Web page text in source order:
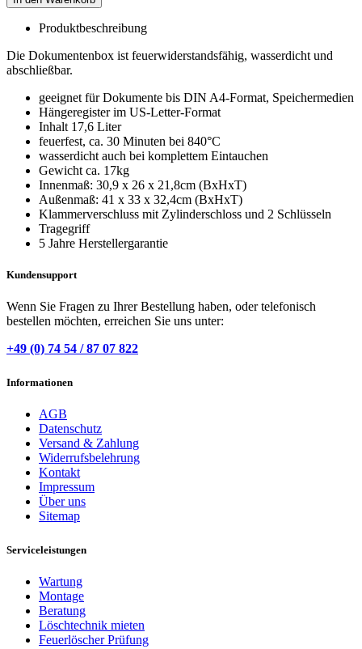
Produktbeschreibung
Die Dokumentenbox ist feuerwiderstandsfähig, wasserdicht und
abschließbar.
geeignet für Dokumente bis DIN A4-Format, Speichermedien
Hängeregister im US-Letter-Format
Inhalt 17,6 Liter
feuerfest, ca. 30 Minuten bei 840°C
wasserdicht auch bei komplettem Eintauchen
Gewicht ca. 17kg
Innenmaß: 30,9 x 26 x 21,8cm (BxHxT)
Außenmaß: 41 x 33 x 32,4cm (BxHxT)
Klammerverschluss mit Zylinderschloss und 2 Schlüsseln
Tragegriff
5 Jahre Herstellergarantie
Kundensupport
Wenn Sie Fragen zu Ihrer Bestellung haben, oder telefonisch
bestellen möchten, erreichen Sie uns unter:
+49 (0) 74 54 / 87 07 822
Informationen
AGB
Datenschutz
Versand & Zahlung
Widerrufsbelehrung
Kontakt
Impressum
Über uns
Sitemap
Serviceleistungen
Wartung
Montage
Beratung
Löschtechnik mieten
Feuerlöscher Prüfung